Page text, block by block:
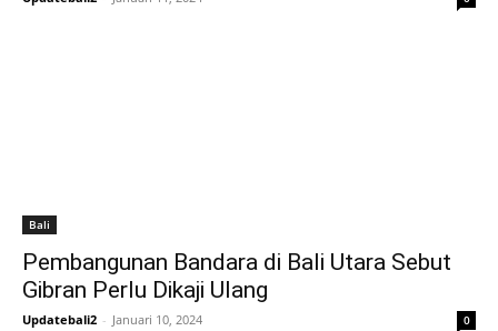
Bali
Pembangunan Bandara di Bali Utara Sebut
Gibran Perlu Dikaji Ulang
Updatebali2 - Januari 10, 2024 0